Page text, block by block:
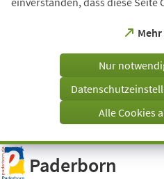
Visuelle
Assistenzsoftware
öffnen.
(Öffnet
einem
Tab)
Nur
Alle Cookies
Paderborn